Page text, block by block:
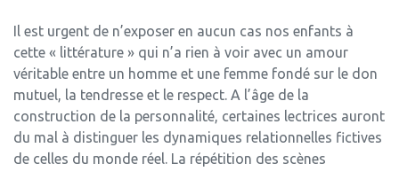
Il est urgent de n’exposer en aucun cas nos enfants à
cette « littérature » qui n’a rien à voir avec un amour
véritable entre un homme et une femme fondé sur le don
mutuel, la tendresse et le respect. A l’âge de la
construction de la personnalité, certaines lectrices auront
du mal à distinguer les dynamiques relationnelles fictives
de celles du monde réel. La répétition des scènes